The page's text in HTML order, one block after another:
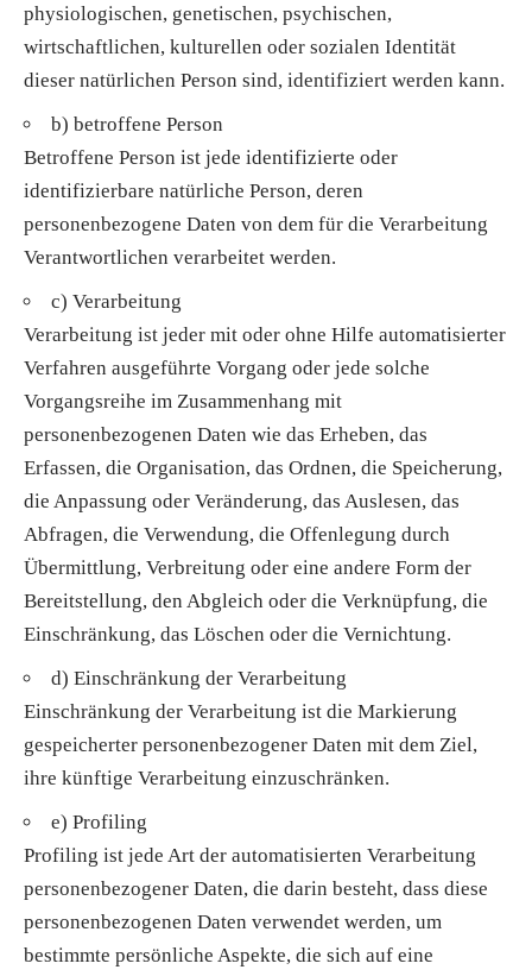
physiologischen, genetischen, psychischen,
wirtschaftlichen, kulturellen oder sozialen Identität
dieser natürlichen Person sind, identifiziert werden kann.
b) betroffene Person
Betroffene Person ist jede identifizierte oder
identifizierbare natürliche Person, deren
personenbezogene Daten von dem für die Verarbeitung
Verantwortlichen verarbeitet werden.
c) Verarbeitung
Verarbeitung ist jeder mit oder ohne Hilfe automatisierter
Verfahren ausgeführte Vorgang oder jede solche
Vorgangsreihe im Zusammenhang mit
personenbezogenen Daten wie das Erheben, das
Erfassen, die Organisation, das Ordnen, die Speicherung,
die Anpassung oder Veränderung, das Auslesen, das
Abfragen, die Verwendung, die Offenlegung durch
Übermittlung, Verbreitung oder eine andere Form der
Bereitstellung, den Abgleich oder die Verknüpfung, die
Einschränkung, das Löschen oder die Vernichtung.
d) Einschränkung der Verarbeitung
Einschränkung der Verarbeitung ist die Markierung
gespeicherter personenbezogener Daten mit dem Ziel,
ihre künftige Verarbeitung einzuschränken.
e) Profiling
Profiling ist jede Art der automatisierten Verarbeitung
personenbezogener Daten, die darin besteht, dass diese
personenbezogenen Daten verwendet werden, um
bestimmte persönliche Aspekte, die sich auf eine